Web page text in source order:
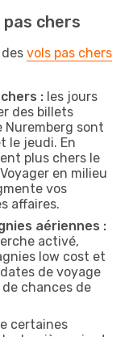
chers
vols pas chers
: les jours
des billets
Nuremberg sont
le jeudi. En
plus chers le
en milieu
vos
affaires.
aériennes :
activé,
low cost et
de voyage
chances de
certaines